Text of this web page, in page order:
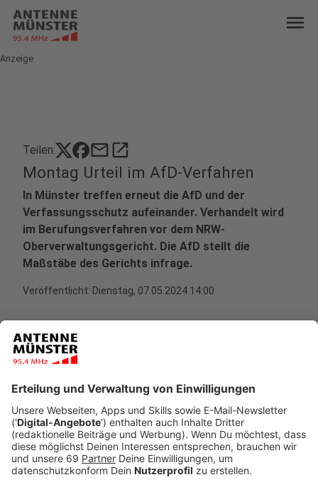
menu
Anzeige
Teilen: mailopen_in_new
Montag Urteil im AfD-Verfahren
In Münster treffen erneut die AfD und der
Verfassungsschutz aufeinander. Verhandelt wird
im Berufungsverfahren vor dem NRW-
Oberverwaltungsgericht. Die AfD stellt die
Maßstäbe des Gerichts infrage.
Veröffentlicht: Dienstag, 07.05.2024 14:00
wird im Berufungsverfahren im Streit zwischen der
AfD und dem Bundesamt für Verfassungsschutz (BfV)
am Montag (13.05.) ein Urteil verkünden. Das teilte der
Vorsitzende Richter, Gerald Buck, zum Abschluss der
mündlichen Verhandlung in Münster mit.